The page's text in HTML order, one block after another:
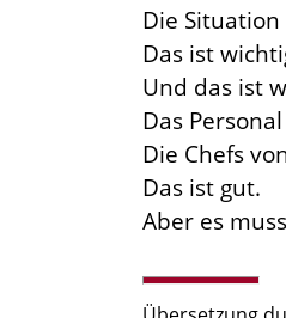
Die
Das ist
Und das ist
Das
Die Chefs
Das ist gut.
Aber es